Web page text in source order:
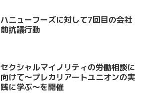
ハニューフーズに対して7回目の会社
前抗議行動
セクシャルマイノリティの労働相談に
向けて～プレカリアートユニオンの実
践に学ぶ～を開催